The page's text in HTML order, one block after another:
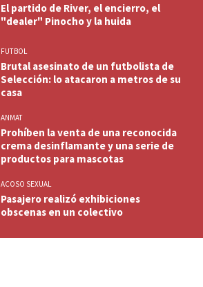
El partido de River, el encierro, el
"dealer" Pinocho y la huida
FUTBOL
Brutal asesinato de un futbolista de
Selección: lo atacaron a metros de su
casa
ANMAT
Prohíben la venta de una reconocida
crema desinflamante y una serie de
productos para mascotas
ACOSO SEXUAL
Pasajero realizó exhibiciones
obscenas en un colectivo